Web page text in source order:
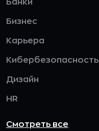
Банки
Бизнес
Карьера
Кибербезопасность
Дизайн
HR
Смотреть все